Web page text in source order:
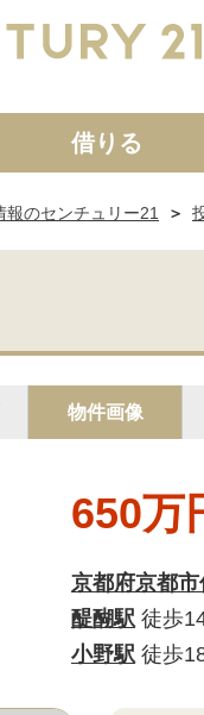
新築一戸建て
借りる
のセンチュリー21
物件画像
650万
京都府京都
醍醐駅 徒歩
小野駅 徒歩